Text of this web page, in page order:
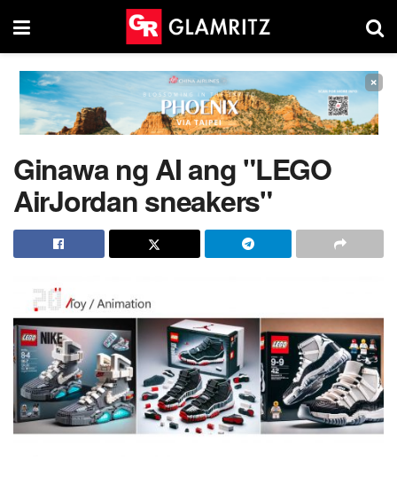
×
Ginawa ng AI ang "LEGO
AirJordan sneakers"